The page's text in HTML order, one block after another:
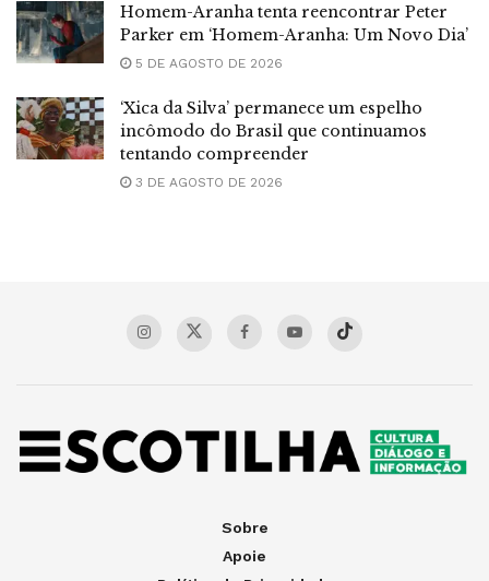
Homem-Aranha tenta reencontrar Peter
Parker em ‘Homem-Aranha: Um Novo Dia’
5 DE AGOSTO DE 2026
‘Xica da Silva’ permanece um espelho
incômodo do Brasil que continuamos
tentando compreender
3 DE AGOSTO DE 2026
Sobre
Apoie